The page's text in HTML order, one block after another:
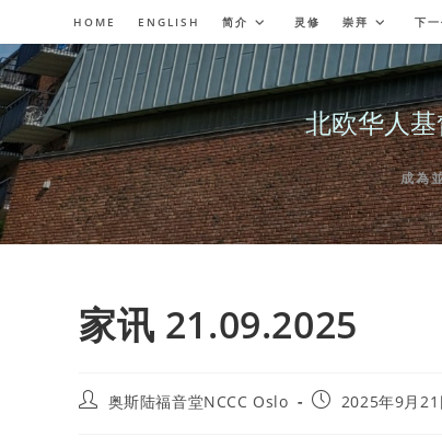
to
content
HOME ENGLISH 简介 灵修 崇拜 下一
北欧华人
成為
家讯 21.09.2025
Post奥斯陆福音堂NCCC Oslo
Post2025年9月21